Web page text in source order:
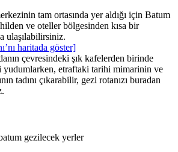
tam ortasında yer aldığı için Batum
ve oteller bölgesinden kısa bir
ulaşılabilirsiniz.
haritada göster]
çevresindeki şık kafelerden birinde
yudumlarken, etraftaki tarihi mimarinin ve
tadını çıkarabilir, gezi rotanızı buradan